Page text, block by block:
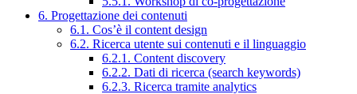
6. Progettazione dei contenuti
6.1. Cos’è il content design
6.2. Ricerca utente sui contenuti e il linguaggio
6.2.1. Content discovery
6.2.2. Dati di ricerca (search keywords)
6.2.3. Ricerca tramite analytics